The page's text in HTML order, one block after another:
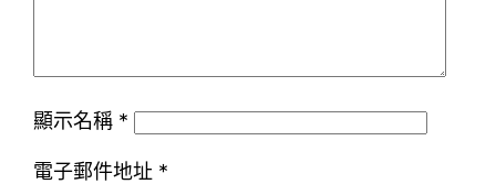
顯示名稱 *
電子郵件地址 *